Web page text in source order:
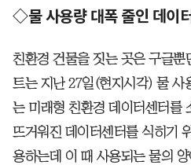
◇물 사용량 대폭 줄인 데이
친환경 건물을 짓는 곳은 구글
트는 지난 27일(현지시각) 물 사
는 미래형 친환경 데이터센터를
뜨거워진 데이터센터를 식히기
용하는데 이 때 사용되는 물의